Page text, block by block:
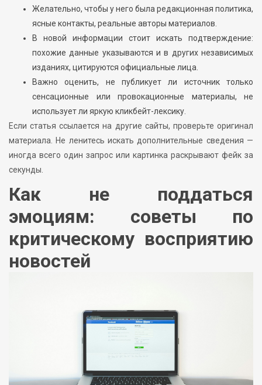
Желательно, чтобы у него была редакционная политика,
ясные контакты, реальные авторы материалов.
В новой информации стоит искать подтверждение:
похожие данные указываются и в других независимых
изданиях, цитируются официальные лица.
Важно оценить, не публикует ли источник только
сенсационные или провокационные материалы, не
использует ли яркую кликбейт-лексику.
Если статья ссылается на другие сайты, проверьте оригинал
материала. Не ленитесь искать дополнительные сведения —
иногда всего один запрос или картинка раскрывают фейк за
секунды.
Как не поддаться
эмоциям: советы по
критическому восприятию
новостей